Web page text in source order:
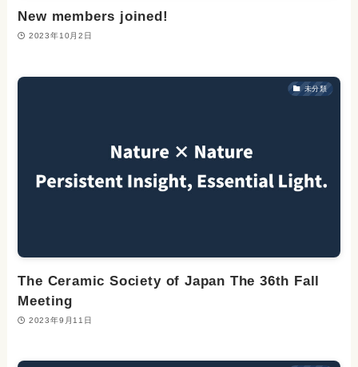
New members joined!
2023年10月2日
未分類
The Ceramic Society of Japan The 36th Fall
Meeting
2023年9月11日